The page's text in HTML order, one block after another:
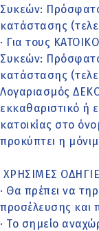
Συκεών: Πρόσφατο
κατάστασης
· Για τους
Συκεών: Πρόσφατο
κατάστασης
Λογαριασμός
εκκαθαριστικό ή
κατοικίας στο
προκύπτει η
ΧΡΗΣΙΜΕΣ
· Θα πρέπει να
προσέλευσης και
· Το σημείο